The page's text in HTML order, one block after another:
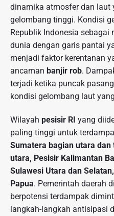
dinamika atmosfer dan laut
gelombang tinggi. Kondisi
Republik Indonesia sebagai
dunia dengan garis pantai
menjadi faktor kerentanan
ancaman banjir rob.
terjadi ketika puncak
kondisi gelombang laut
Wilayah pesisir RI yang
paling tinggi untuk
Sumatera bagian utara
utara, Pesisir Kalimantan
Sulawesi Utara dan
Papua. Pemerintah daerah
berpotensi terdampak
langkah-langkah antisipasi